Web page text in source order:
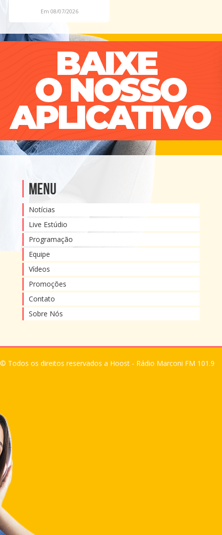
Em 08/07/2026
Menu
Notícias
Live Estúdio
Programação
Equipe
Vídeos
Promoções
Contato
Sobre Nós
© Todos os direitos reservados a Hoost - Rádio Marconi FM 101.9